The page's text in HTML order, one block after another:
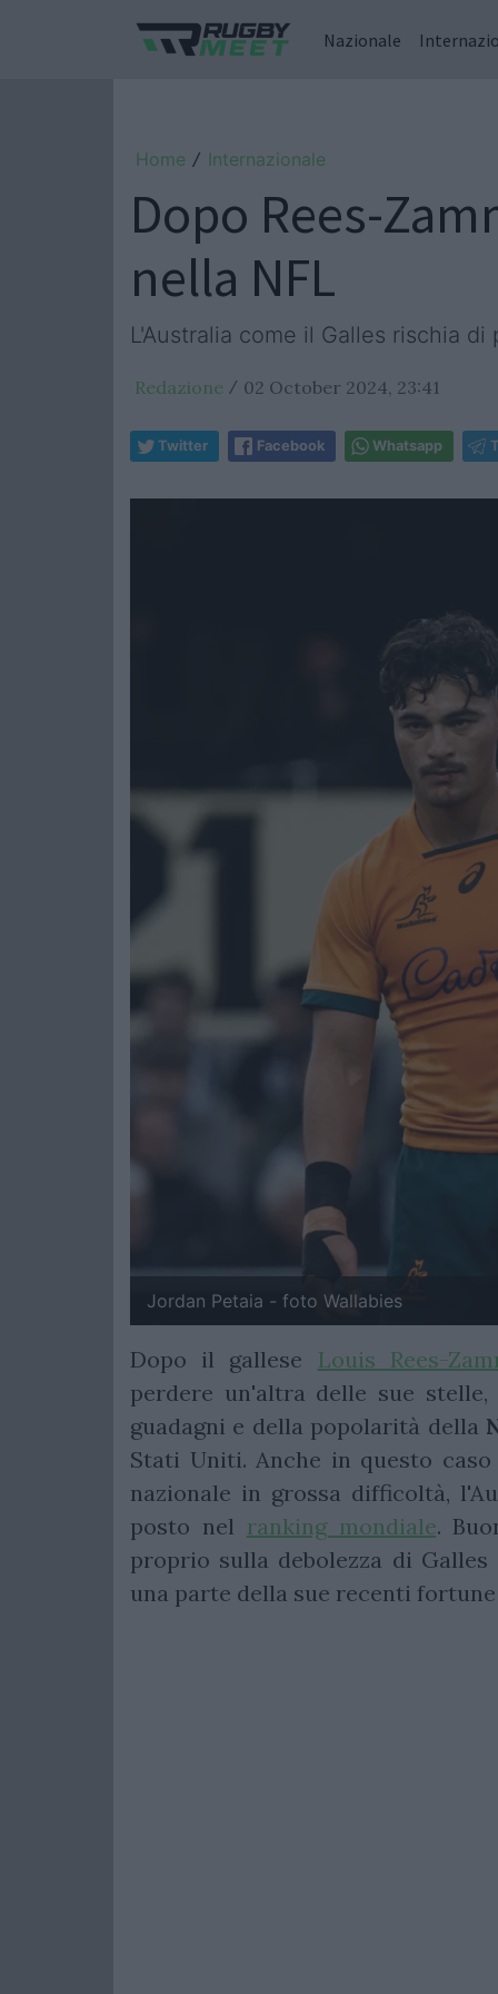
Nazionale
Home / Internazionale
Dopo Rees-
nella NFL
L'Australia come il Galles rischia
Redazione / 02 October 2024, 23:41
Twitter Facebook Whatsapp
Jordan Petaia - foto Wallabies
Dopo il gallese Louis Rees-
perdere un'altra delle sue stelle,
guadagni e della popolarità della
Stati Uniti. Anche in questo
nazionale in grossa difficoltà,
posto nel ranking mondiale.
proprio sulla debolezza di Galles
una parte della sue recenti